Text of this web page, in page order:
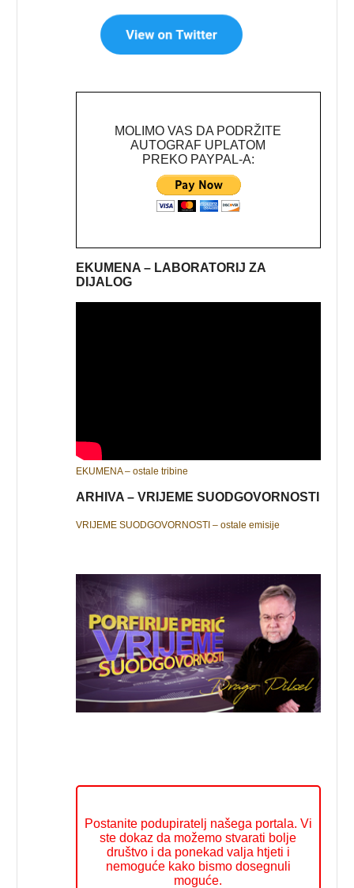
MOLIMO VAS DA PODRŽITE
AUTOGRAF UPLATOM
PREKO PAYPAL-A:
EKUMENA – LABORATORIJ ZA
DIJALOG
EKUMENA – ostale tribine
ARHIVA – VRIJEME SUODGOVORNOSTI
VRIJEME SUODGOVORNOSTI – ostale emisije
Postanite podupiratelj našega portala. Vi
ste dokaz da možemo stvarati bolje
društvo i da ponekad valja htjeti i
nemoguće kako bismo dosegnuli
moguće.